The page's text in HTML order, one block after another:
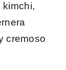
kimchi,
cremoso